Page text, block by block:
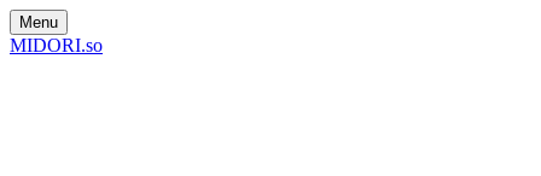
Menu
MIDORI.so